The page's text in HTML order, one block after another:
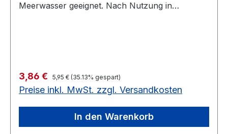
Meerwasser geeignet. Nach Nutzung in
Verkaufspreis:
3,86 € Regulärer Preis:
5,95 € (35.13% gespart)
Preise inkl. MwSt. zzgl. Versandkosten
In den Warenkorb